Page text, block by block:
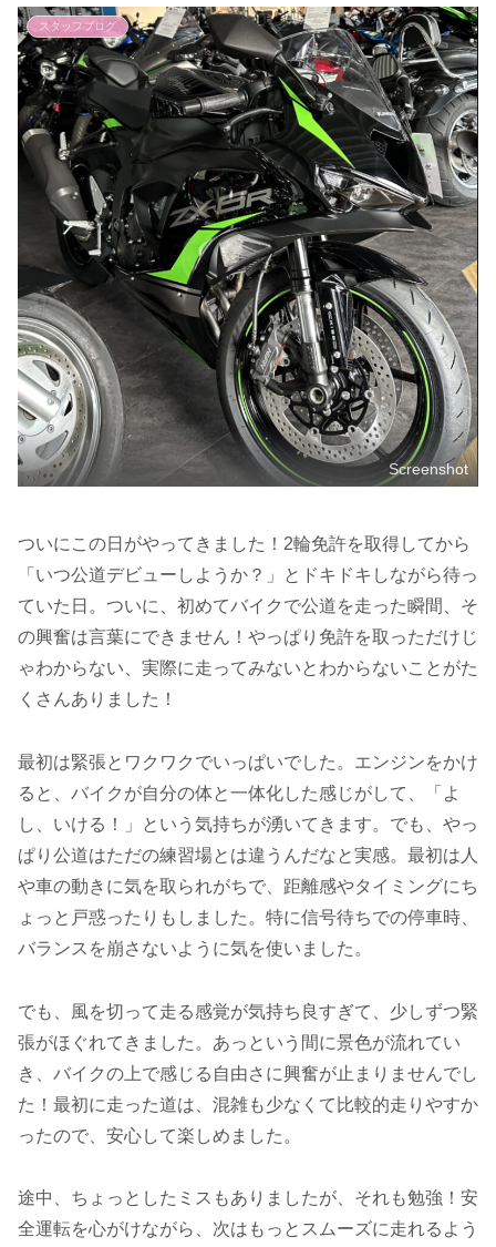
スタッフブログ
Screenshot
ついにこの日がやってきました！2輪免許を取得してから
「いつ公道デビューしようか？」とドキドキしながら待っ
ていた日。ついに、初めてバイクで公道を走った瞬間、そ
の興奮は言葉にできません！やっぱり免許を取っただけじ
ゃわからない、実際に走ってみないとわからないことがた
くさんありました！
最初は緊張とワクワクでいっぱいでした。エンジンをかけ
ると、バイクが自分の体と一体化した感じがして、「よ
し、いける！」という気持ちが湧いてきます。でも、やっ
ぱり公道はただの練習場とは違うんだなと実感。最初は人
や車の動きに気を取られがちで、距離感やタイミングにち
ょっと戸惑ったりもしました。特に信号待ちでの停車時、
バランスを崩さないように気を使いました。
でも、風を切って走る感覚が気持ち良すぎて、少しずつ緊
張がほぐれてきました。あっという間に景色が流れてい
き、バイクの上で感じる自由さに興奮が止まりませんでし
た！最初に走った道は、混雑も少なくて比較的走りやすか
ったので、安心して楽しめました。
途中、ちょっとしたミスもありましたが、それも勉強！安
全運転を心がけながら、次はもっとスムーズに走れるよう